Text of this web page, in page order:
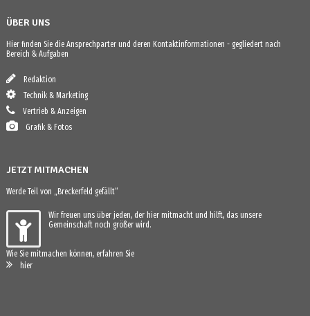
ÜBER UNS
Hier finden Sie die Ansprechparter und deren Kontaktinformationen - gegliedert nach
Bereich & Aufgaben
Redaktion
Technik & Marketing
Vertrieb & Anzeigen
Grafik & Fotos
JETZT MITMACHEN
Werde Teil von „Breckerfeld gefällt“
Wir freuen uns über jeden, der hier mitmacht und hilft, das unsere
Gemeinschaft noch größer wird.
Wie Sie mitmachen können, erfahren Sie
hier